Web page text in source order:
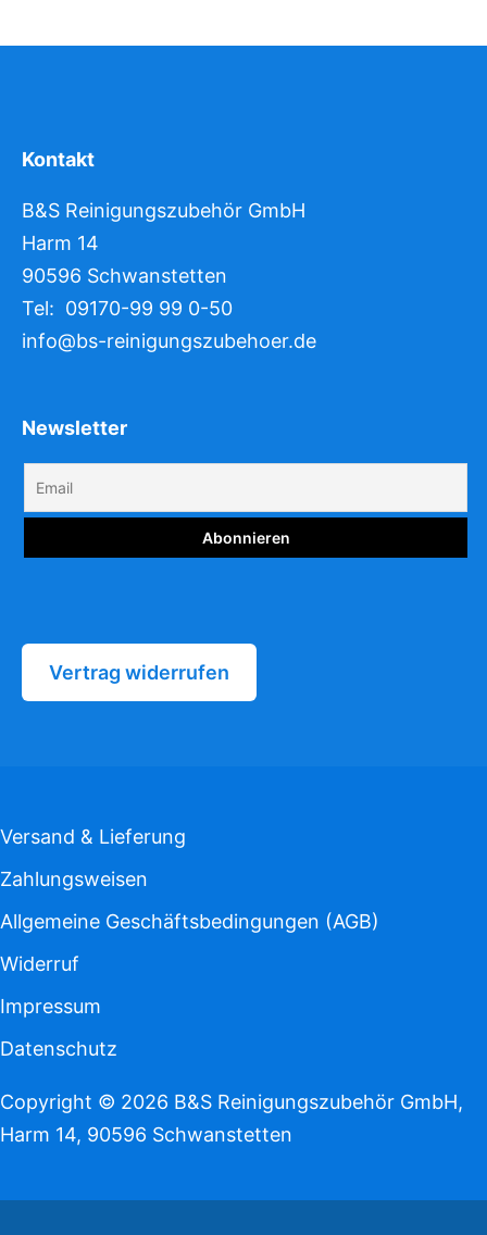
Kontakt
B&S Reinigungszubehör GmbH
Harm 14
90596 Schwanstetten
Tel: 09170-99 99 0-50
info@bs-reinigungszubehoer.de
Newsletter
Vertrag widerrufen
Copyright © 2026 B&S Reinigungszubehör GmbH,
Harm 14, 90596 Schwanstetten
Versand & Lieferung
Zahlungsweisen
Allgemeine Geschäftsbedingungen (AGB)
Widerruf
Impressum
Datenschutz